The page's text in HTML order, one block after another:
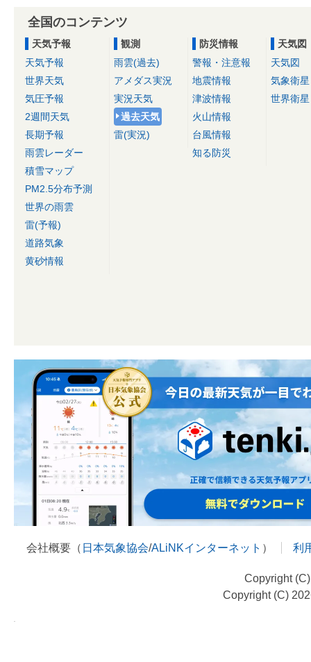
全国のコンテンツ
天気予報
天気予報
世界天気
気圧予報
2週間天気
長期予報
雨雲レーダー
積雪マップ
PM2.5分布予測
世界の雨雲
雷(予報)
道路気象
黄砂情報
観測
雨雲(過去)
アメダス実況
実況天気
過去天気
雷(実況)
防災情報
警報・注意報
地震情報
津波情報
火山情報
台風情報
知る防災
天気図
天気図
気象衛星
世界衛星
会社概要（ 日本気象協会/ALiNKインターネット ） 利
Copyright
Copyright (C)